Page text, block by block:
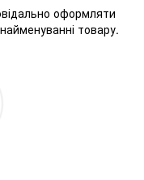
оформляти
товару.